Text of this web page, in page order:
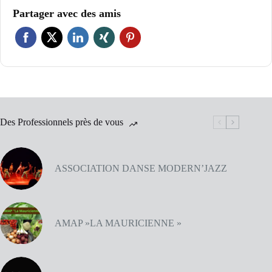
Partager avec des amis
Des Professionnels près de vous
ASSOCIATION DANSE MODERN’JAZZ
AMAP »LA MAURICIENNE »